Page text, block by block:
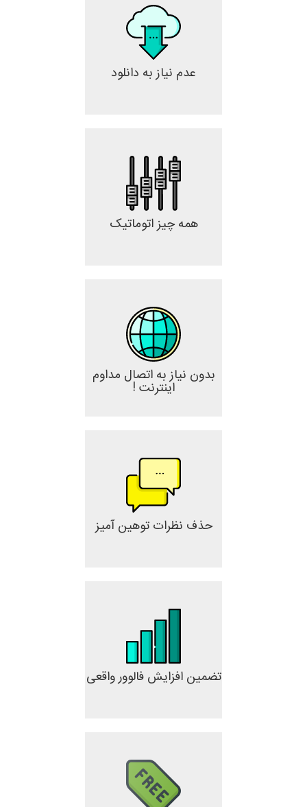
عدم نیاز به دانلود
همه چیز اتوماتیک
بدون نیاز به اتصال مداوم
اینترنت !
حذف نظرات توهین آمیز
تضمین افزایش فالوور واقعی